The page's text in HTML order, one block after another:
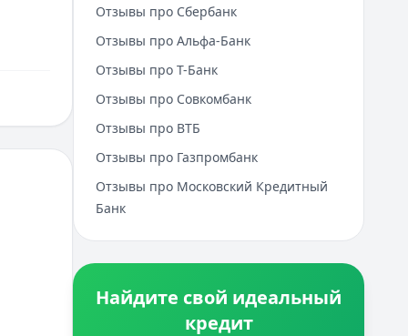
Отзывы про Сбербанк
Отзывы про Альфа-Банк
Отзывы про Т-Банк
Отзывы про Совкомбанк
Отзывы про ВТБ
Отзывы про Газпромбанк
Отзывы про Московский Кредитный
Банк
Найдите свой идеальный
кредит